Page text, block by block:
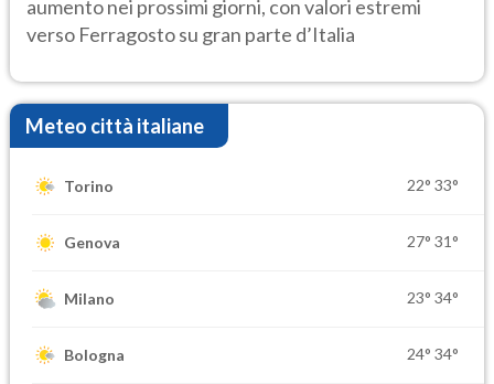
aumento nei prossimi giorni, con valori estremi
verso Ferragosto su gran parte d’Italia
Meteo città italiane
Torino 22° 33°
Genova 27° 31°
Milano 23° 34°
Bologna 24° 34°